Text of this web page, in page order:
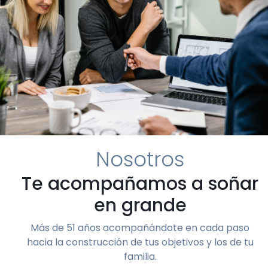
Nosotros
Te acompañamos a soñar
en grande
Más de 51 años acompañándote en cada paso
hacia la construcción de tus objetivos y los de tu
familia.